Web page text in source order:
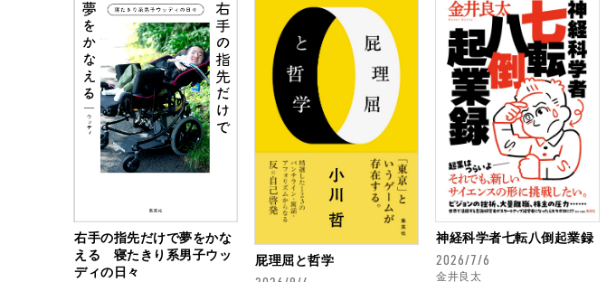
右手の指先だけで夢をかな
える 寝たきり系男子ウッ
ディの日々
屁理屈と哲学
神経科学者七転八倒起業録
2026/7/6
金井良太